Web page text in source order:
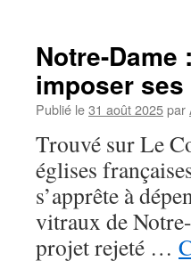
Notre-
imposer
Publié le31 août 2025par
Trouvé sur Le
églises
s’apprête à
vitraux de
projet rejeté …